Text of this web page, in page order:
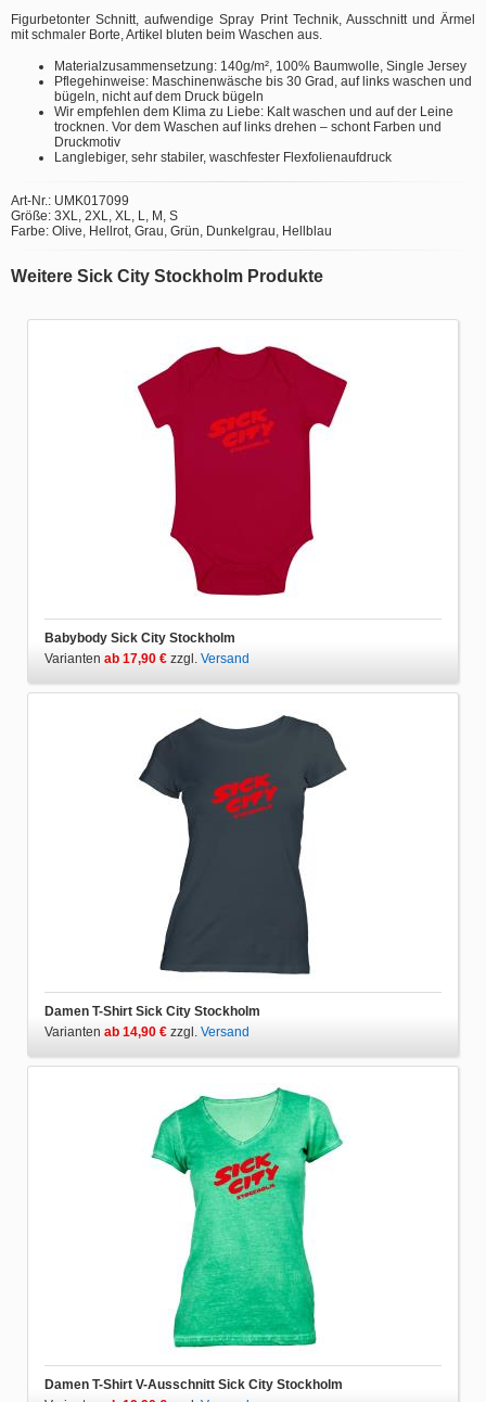
Figurbetonter Schnitt, aufwendige Spray Print Technik, Ausschnitt und Ärmel
mit schmaler Borte, Artikel bluten beim Waschen aus.
Materialzusammensetzung: 140g/m², 100% Baumwolle, Single Jersey
Pflegehinweise: Maschinenwäsche bis 30 Grad, auf links waschen und
bügeln, nicht auf dem Druck bügeln
Wir empfehlen dem Klima zu Liebe: Kalt waschen und auf der Leine
trocknen. Vor dem Waschen auf links drehen – schont Farben und
Druckmotiv
Langlebiger, sehr stabiler, waschfester Flexfolienaufdruck
Art-Nr.: UMK017099
Größe: 3XL, 2XL, XL, L, M, S
Farbe: Olive, Hellrot, Grau, Grün, Dunkelgrau, Hellblau
Weitere Sick City Stockholm Produkte
Babybody Sick City Stockholm
Varianten ab 17,90 € zzgl. Versand
Damen T-Shirt Sick City Stockholm
Varianten ab 14,90 € zzgl. Versand
Damen T-Shirt V-Ausschnitt Sick City Stockholm